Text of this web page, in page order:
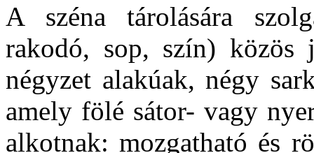
A széna tárolására
rakodó, sop, szín) közös
négyzet alakúak, négy
amely fölé sátor- vagy
alkotnak: mozgatható és